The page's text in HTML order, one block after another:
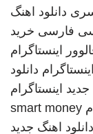
دانلود اهنگ
فارسی خرید
اینستاگرام
دانلود
جدید اینستاگرام
smart money
دانلود اهنگ جدید